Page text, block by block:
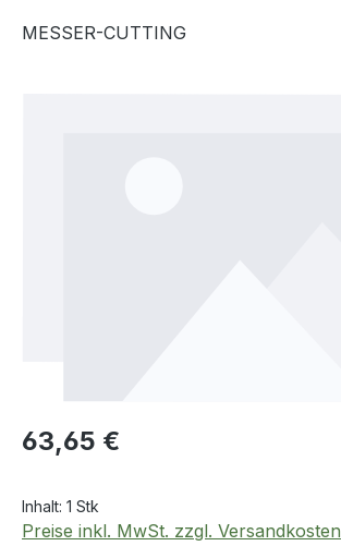
MESSER-CUTTING
Regulärer Preis:
63,65 €
Inhalt: 1 Stk
Preise inkl. MwSt. zzgl. Versandkosten